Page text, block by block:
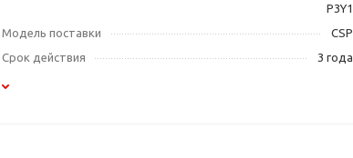
P3Y1
Модель поставки
CSP
Срок действия
3 года